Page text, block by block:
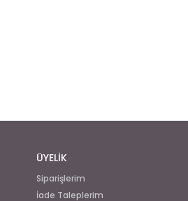
ÜYELİK
Siparişlerim
İade Taleplerim